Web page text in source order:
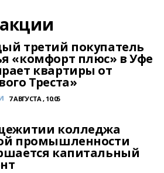
третий покупатель
«комфорт плюс» в Уфе
квартиры от
Треста»
7 АВГУСТА , 10:05
колледжа
промышленности
капитальный